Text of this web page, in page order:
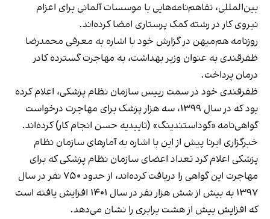
بین‌المللی، تفاهم‌نامه‌هایی با موسسات آلمانی برای اعزام
نیروی کار در رشته کمک پرستاری امضا کرده‌اند.
روزنامه هم‌میهن در گزارش خود با اشاره به معرفی محمدرضا
ظفرقندی به عنوان وزیر بهداشت، به مهاجرت گسترده کادر
درمان پرداخت.
ظفرقندی خود در سمت رییس سازمان نظام پزشکی، اعلام کرده
بود که در سال ۱۳۹۹، سه‌ هزار پزشک برای مهاجرت درخواست
گواهی‌نامه «گوداستندینگ» (تاییدیه حسن انجام کار) کرده‌اند.
خبرگزاری ایرنا پیش از این با اشاره به آمار‌های سازمان نظام
پزشکی اعلام کرد تعداد اعضای سازمان نظام پزشکی که برای
مهاجرت این گواهی را دریافت کرده‌اند، از حدود ۷۵۰ نفر در سال
۱۳۹۷ به بیش از شش هزار نفر در سال ۱۴۰۱ افزایش یافته است
که افزایش بیش از هشت برابری را نشان می‌دهد.